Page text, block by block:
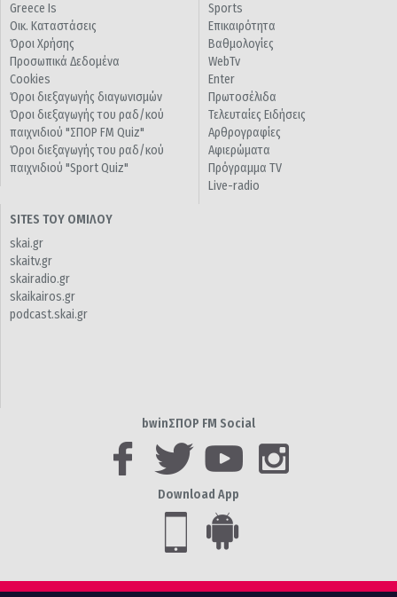
Greece Is
Οικ. Καταστάσεις
Όροι Χρήσης
Προσωπικά Δεδομένα
Cookies
Όροι διεξαγωγής διαγωνισμών
Όροι διεξαγωγής του ραδ/κού
παιχνιδιού "ΣΠΟΡ FM Quiz"
Όροι διεξαγωγής του ραδ/κού
παιχνιδιού "Sport Quiz"
Sports
Επικαιρότητα
Βαθμολογίες
WebTv
Enter
Πρωτοσέλιδα
Τελευταίες Ειδήσεις
Αρθρογραφίες
Αφιερώματα
Πρόγραμμα TV
Live-radio
SITES ΤΟΥ ΟΜΙΛΟΥ
skai.gr
skaitv.gr
skairadio.gr
skaikairos.gr
podcast.skai.gr
bwinΣΠΟΡ FM Social
Download App